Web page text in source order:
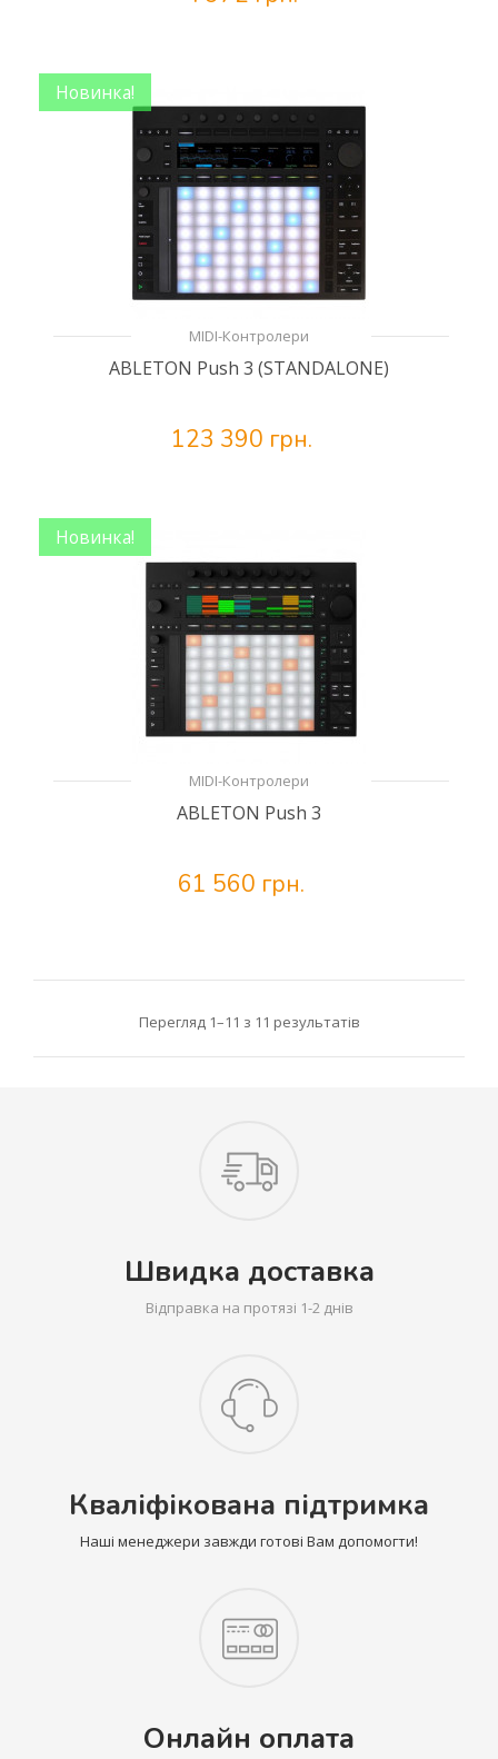
MIDI-Контролери
ABLETON Push 3 (STANDALONE)
123 390 грн.
Новинка!
MIDI-Контролери
ABLETON Push 3
61 560 грн.
Новинка!
Перегляд 1–11 з 11 результатів
Швидка доставка
Відправка на протязі 1-2 днів
Кваліфікована підтримка
Наші менеджери завжди готові Вам допомогти!
Онлайн оплата